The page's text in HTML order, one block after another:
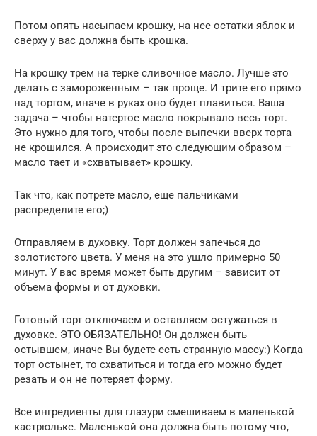
Потом опять насыпаем крошку, на нее остатки яблок и
сверху у вас должна быть крошка.
На крошку трем на терке сливочное масло. Лучше это
делать с замороженным – так проще. И трите его прямо
над тортом, иначе в руках оно будет плавиться. Ваша
задача – чтобы натертое масло покрывало весь торт.
Это нужно для того, чтобы после выпечки вверх торта
не крошился. А происходит это следующим образом –
масло тает и «схватывает» крошку.
Так что, как потрете масло, еще пальчиками
распределите его;)
Отправляем в духовку. Торт должен запечься до
золотистого цвета. У меня на это ушло примерно 50
минут. У вас время может быть другим – зависит от
объема формы и от духовки.
Готовый торт отключаем и оставляем остужаться в
духовке. ЭТО ОБЯЗАТЕЛЬНО! Он должен быть
остывшем, иначе Вы будете есть странную массу:) Когда
торт остынет, то схватиться и тогда его можно будет
резать и он не потеряет форму.
Все ингредиенты для глазури смешиваем в маленькой
кастрюльке. Маленькой она должна быть потому что,